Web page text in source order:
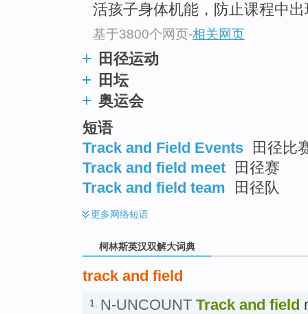
活孩子身体机能，防止课程中
基于3800个网页-相关网页
田径运动
田坛
奥运会
短语
Track and Field Events
田径比
Track and field meet
田径赛
Track and field team
田径队
更多网络短语
柯林斯英汉双解大词典
track and field
1. N-UNCOUNT Track and field